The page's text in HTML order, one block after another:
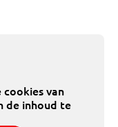
van
de inhoud te